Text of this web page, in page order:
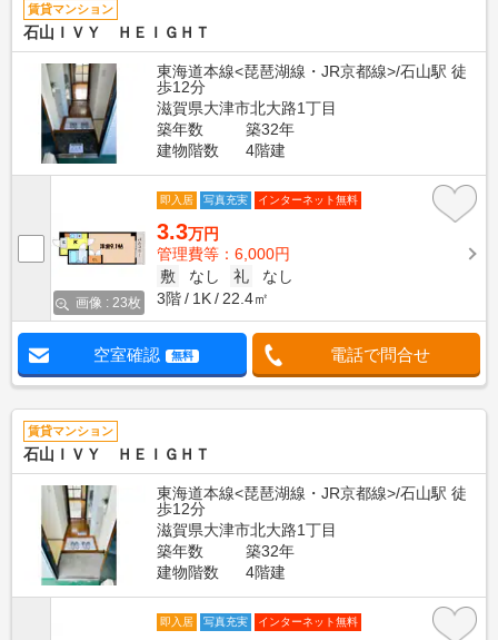
賃貸マンション
石山ＩＶＹ ＨＥＩＧＨＴ
東海道本線<琵琶湖線・JR京都線>/石山駅 徒
歩12分
滋賀県大津市北大路1丁目
築年数
築32年
建物階数
4階建
画像 : 23枚
即入居 写真充実 インターネット無料
3.3万円
管理費等：6,000円
敷
なし 礼
なし
3階
1K 22.4㎡
空室確認 無料 電話で問合せ
賃貸マンション
石山ＩＶＹ ＨＥＩＧＨＴ
東海道本線<琵琶湖線・JR京都線>/石山駅 徒
歩12分
滋賀県大津市北大路1丁目
築年数
築32年
建物階数
4階建
即入居 写真充実 インターネット無料